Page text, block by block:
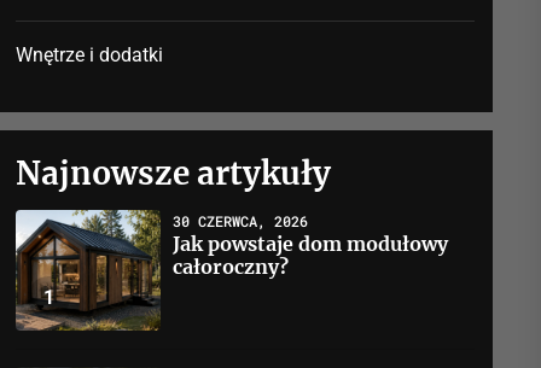
Wnętrze i dodatki
Najnowsze artykuły
1
30 CZERWCA, 2026
Jak powstaje dom modułowy
całoroczny?